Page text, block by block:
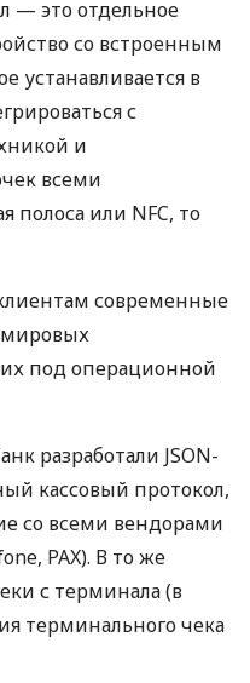
— это отдельное
со встроенным
устанавливается в
с
и
всеми
полоса или NFC, то
современные
мировых
под операционной
разработали JSON-
кассовый протокол,
со всеми вендорами
PAX). В то же
с терминала (в
терминального чека